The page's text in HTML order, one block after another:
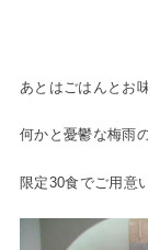
あとはごはんとお
何かと憂鬱な梅雨
限定30食でご用意